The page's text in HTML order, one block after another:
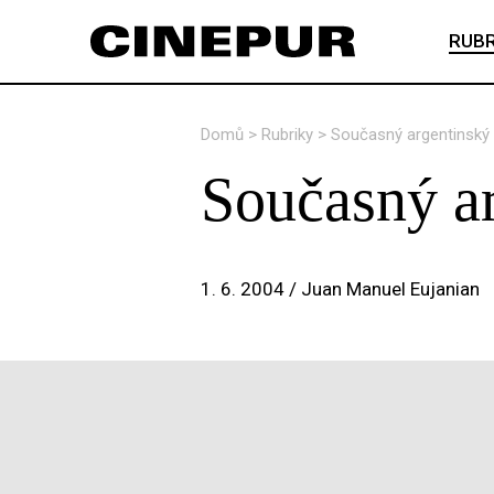
Domů > Rubriky > Současný
Současný
1. 6. 2004 / Juan Manuel Eujanian